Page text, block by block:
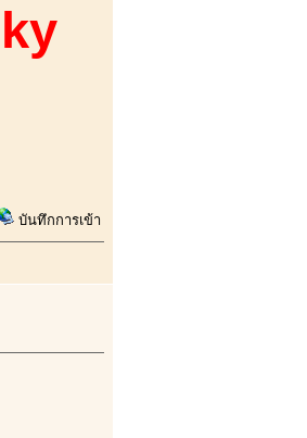
บันทึกการเข้า